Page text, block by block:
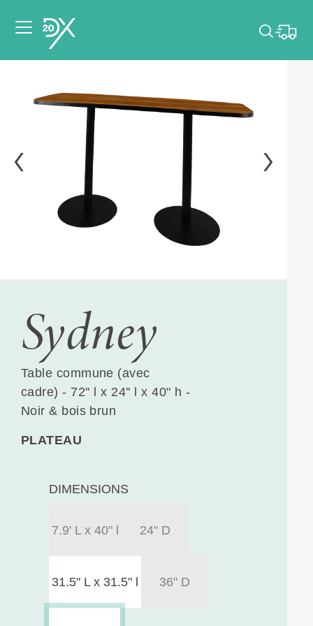
dates de votre
événement.
Choisir mes dates
Sydney
Table commune (avec
cadre) - 72'' l x 24'' l x 40" h -
Noir & bois brun
PLATEAU
DIMENSIONS
7.9' L x 40" l 24" D
31.5" L x 31.5" l 36" D